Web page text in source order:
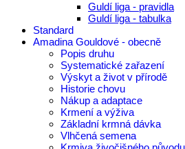
Guldí liga - pravidla
Guldí liga - tabulka
Standard
Amadina Gouldové - obecně
Popis druhu
Systematické zařazení
Výskyt a život v přírodě
Historie chovu
Nákup a adaptace
Krmení a výživa
Základní krmná dávka
Vlhčená semena